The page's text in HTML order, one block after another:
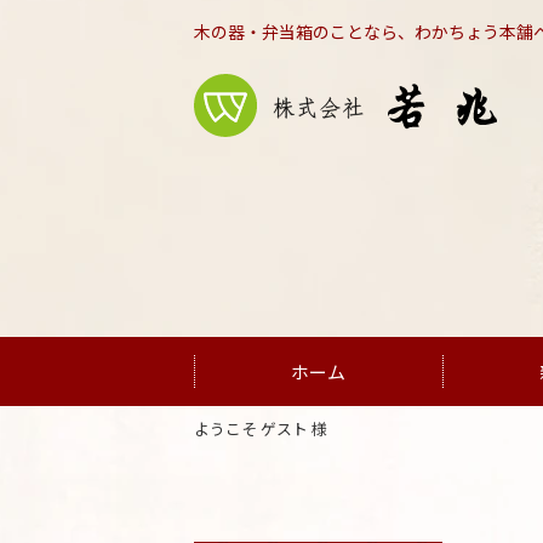
木の器・弁当箱のことなら、わかちょう本舗
ホーム
ようこそ ゲスト 様